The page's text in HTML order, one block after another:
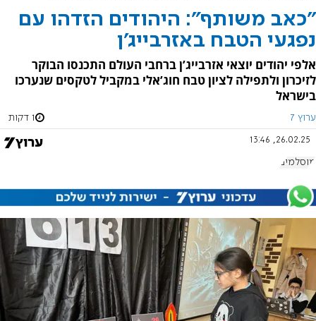
"כאב משותף": היהודים הזדהו עם
נפגעי הטבח באזרבייג'ן
אלפי יהודים יוצאי אזרבייג’ן ברחבי העולם התכנסו הבוקר
לזיכרון ולתפילה לציון טבח חוג’אלי במקביל לטקסים שנערכו
בישראל
ערוץ 7 1 דקות
26.02.25, 13:46
מוסלמים